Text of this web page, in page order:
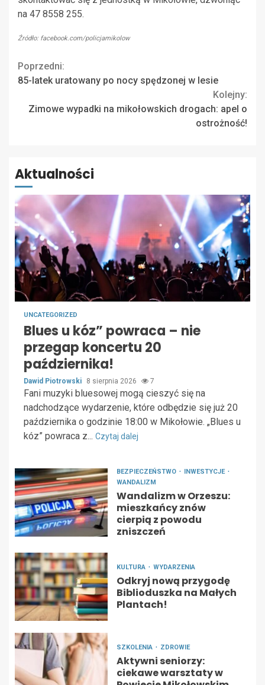
na 47 8558 255.
Źródło: facebook.com/policjamikolow
Continue
Poprzedni:
85-latek uratowany po nocy spędzonej w lesie
Kolejny:
Zimowe wypadki na mikołowskich drogach: apel o
ostrożność!
Aktualności
UNCATEGORIZED
Blues u kóz” powraca – nie
przegap koncertu 20
października!
Dawid Piotrowski 8 sierpnia 2026 7
Fani muzyki bluesowej mogą cieszyć się na
nadchodzące wydarzenie, które odbędzie się już 20
października o godzinie 18:00 w Mikołowie. „Blues u
kóz” powraca z... Czytaj dalej
BEZPIECZEŃSTWO
INWESTYCJE
WANDALIZM
Wandalizm w Orzeszu:
mieszkańcy znów
cierpią z powodu
zniszczeń
KULTURA WYDARZENIA
Odkryj nową przygodę
Biblioduszka na Małych
Plantach!
SZKOLENIA ZDROWIE
Aktywni seniorzy:
ciekawe warsztaty w